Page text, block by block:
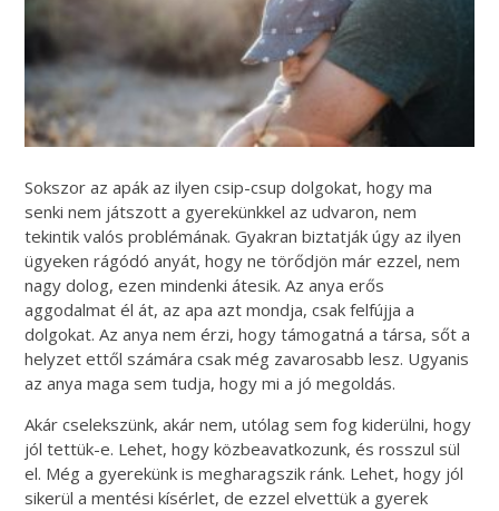
Sokszor az apák az ilyen csip-csup dolgokat, hogy ma
senki nem játszott a gyerekünkkel az udvaron, nem
tekintik valós problémának. Gyakran biztatják úgy az ilyen
ügyeken rágódó anyát, hogy ne törődjön már ezzel, nem
nagy dolog, ezen mindenki átesik. Az anya erős
aggodalmat él át, az apa azt mondja, csak felfújja a
dolgokat. Az anya nem érzi, hogy támogatná a társa, sőt a
helyzet ettől számára csak még zavarosabb lesz. Ugyanis
az anya maga sem tudja, hogy mi a jó megoldás.
Akár cselekszünk, akár nem, utólag sem fog kiderülni, hogy
jól tettük-e. Lehet, hogy közbeavatkozunk, és rosszul sül
el. Még a gyerekünk is megharagszik ránk. Lehet, hogy jól
sikerül a mentési kísérlet, de ezzel elvettük a gyerek